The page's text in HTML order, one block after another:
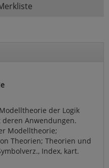
der Logik
Anwendungen.
Modelltheorie;
Theorien; Theorien und
Index, kart.